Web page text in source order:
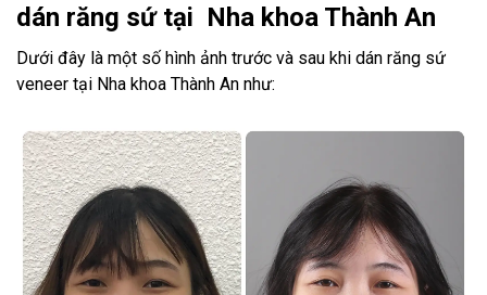
dán răng sứ tại Nha khoa Thành An
Dưới đây là một số hình ảnh trước và sau khi dán răng sứ
veneer tại Nha khoa Thành An như: